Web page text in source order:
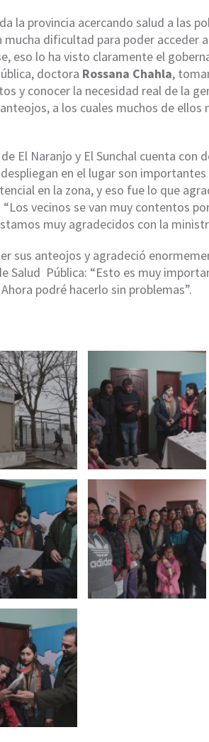
la provincia acercando salud a las
mucha dificultad para poder acceder
eso lo ha visto claramente el
doctora Rossana Chahla,
y conocer la necesidad real de la
a los cuales muchos de ellos
El Naranjo y El Sunchal cuenta con
en el lugar son
en la zona, y eso fue lo que
vecinos se van muy contentos
muy agradecidos con la
sus anteojos y agradeció
Salud Pública: “Esto es muy
podré hacerlo sin problemas”.